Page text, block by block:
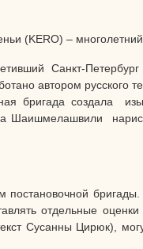
(KERO) –
Санкт-
автором русского
бригада создала
Шаишмелашвили
бригады.
отдельные
Сусанны Цирюк),